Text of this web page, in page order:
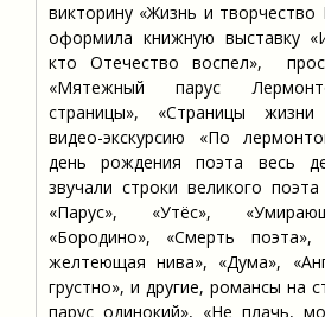
викторину «Жизнь и
оформила книжную выставку
кто Отечество воспел»,
«Мятежный парус
страницы», «Страницы жизни
видео-экскурсию «По
день рождения поэта весь
звучали строки великого
«Парус», «Утёс»,
«Бородино», «Смерть поэта»,
желтеющая нива», «Дума»,
грустно», и другие, романсы на
парус одинокий», «Не плачь,